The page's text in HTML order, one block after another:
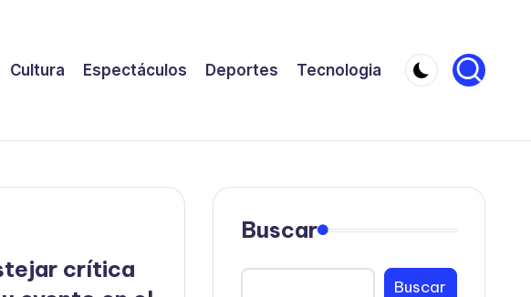
Cultura Espectáculos Deportes Tecnologia
crítica
Buscar
Buscar